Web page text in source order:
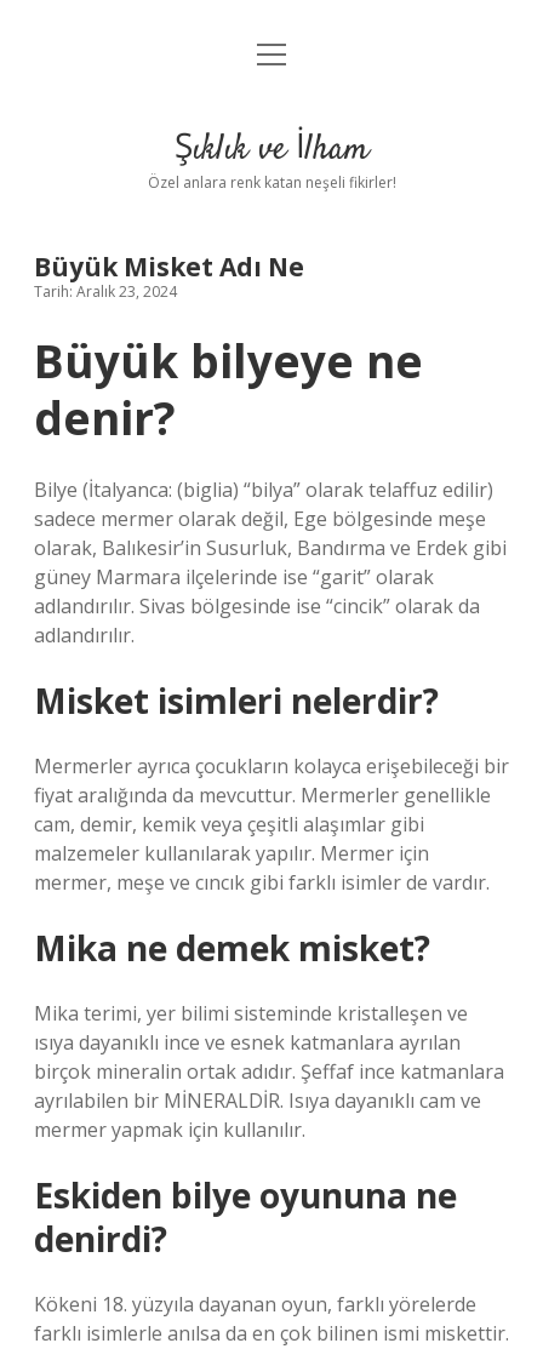
Anasayfa
Yasal Uyarı
menüyü
Şıklık ve İlham
Özel anlara renk katan neşeli fikirler!
Büyük Misket Adı Ne
Tarih: Aralık 23, 2024
Büyük bilyeye ne
denir?
Bilye (İtalyanca: (biglia) “bilya” olarak telaffuz edilir)
sadece mermer olarak değil, Ege bölgesinde meşe
olarak, Balıkesir’in Susurluk, Bandırma ve Erdek gibi
güney Marmara ilçelerinde ise “garit” olarak
adlandırılır. Sivas bölgesinde ise “cincik” olarak da
adlandırılır.
Misket isimleri nelerdir?
Mermerler ayrıca çocukların kolayca erişebileceği bir
fiyat aralığında da mevcuttur. Mermerler genellikle
cam, demir, kemik veya çeşitli alaşımlar gibi
malzemeler kullanılarak yapılır. Mermer için
mermer, meşe ve cıncık gibi farklı isimler de vardır.
Mika ne demek misket?
Mika terimi, yer bilimi sisteminde kristalleşen ve
ısıya dayanıklı ince ve esnek katmanlara ayrılan
birçok mineralin ortak adıdır. Şeffaf ince katmanlara
ayrılabilen bir MİNERALDİR. Isıya dayanıklı cam ve
mermer yapmak için kullanılır.
Eskiden bilye oyununa ne
denirdi?
Kökeni 18. yüzyıla dayanan oyun, farklı yörelerde
farklı isimlerle anılsa da en çok bilinen ismi miskettir.